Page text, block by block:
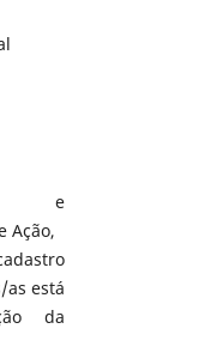
e
Ação,
as está
da